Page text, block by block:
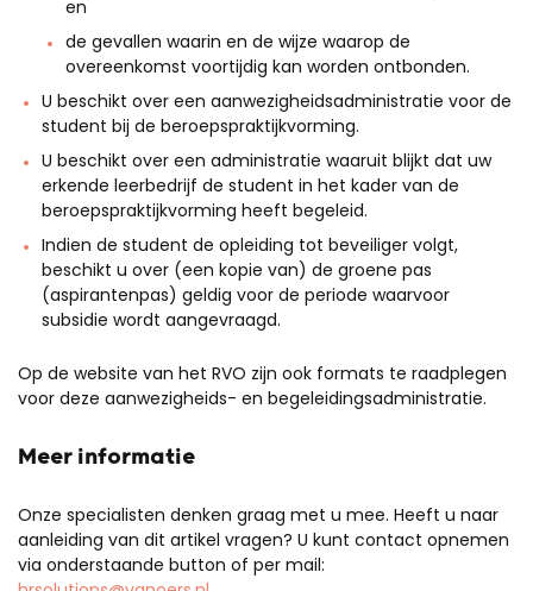
en
de gevallen waarin en de wijze waarop de
overeenkomst voortijdig kan worden ontbonden.
U beschikt over een aanwezigheidsadministratie voor de
student bij de beroepspraktijkvorming.
U beschikt over een administratie waaruit blijkt dat uw
erkende leerbedrijf de student in het kader van de
beroepspraktijkvorming heeft begeleid.
Indien de student de opleiding tot beveiliger volgt,
beschikt u over (een kopie van) de groene pas
(aspirantenpas) geldig voor de periode waarvoor
subsidie wordt aangevraagd.
Op de website van het RVO zijn ook formats te raadplegen
voor deze aanwezigheids- en begeleidingsadministratie.
Meer informatie
Onze specialisten denken graag met u mee. Heeft u naar
aanleiding van dit artikel vragen? U kunt contact opnemen
via onderstaande button of per mail: